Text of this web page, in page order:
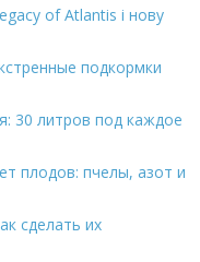
of Atlantis і нову
подкормки
30 литров под каждое
плодов: пчелы, азот и
сделать их